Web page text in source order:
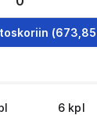
(673,85
6 kpl